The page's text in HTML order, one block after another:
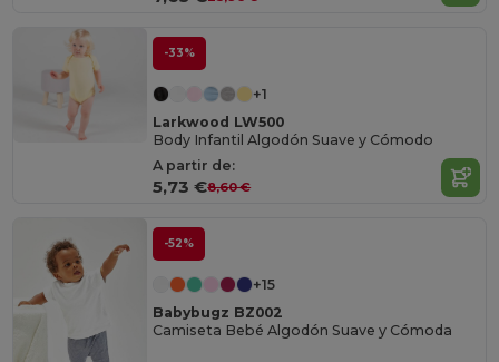
-33%
+1
Larkwood LW500
Body Infantil Algodón Suave y Cómodo
A partir de:
5,73 €8,60 €
-52%
+15
Babybugz BZ002
Camiseta Bebé Algodón Suave y Cómoda